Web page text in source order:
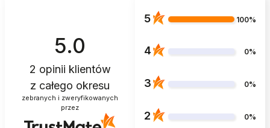
5.0
2 opinii klientów
z całego okresu
zebranych i zweryfikowanych
przez
5 100%
4 0%
3 0%
2 0%